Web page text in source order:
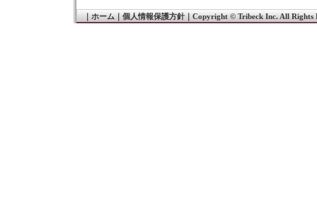
ホーム｜ 個人情報保護方針｜ Copyright © Tribeck Inc. All Rights